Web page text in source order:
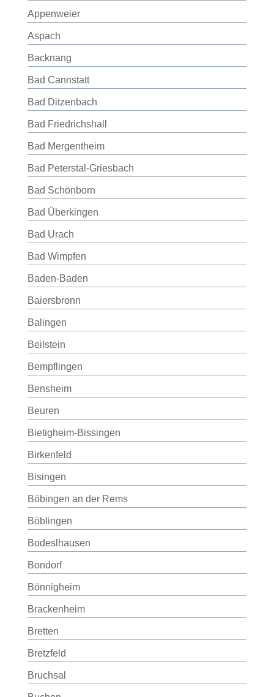
Appenweier
Aspach
Backnang
Bad Cannstatt
Bad Ditzenbach
Bad Friedrichshall
Bad Mergentheim
Bad Peterstal-Griesbach
Bad Schönborn
Bad Überkingen
Bad Urach
Bad Wimpfen
Baden-Baden
Baiersbronn
Balingen
Beilstein
Bempflingen
Bensheim
Beuren
Bietigheim-Bissingen
Birkenfeld
Bisingen
Böbingen an der Rems
Böblingen
Bodeslhausen
Bondorf
Bönnigheim
Brackenheim
Bretten
Bretzfeld
Bruchsal